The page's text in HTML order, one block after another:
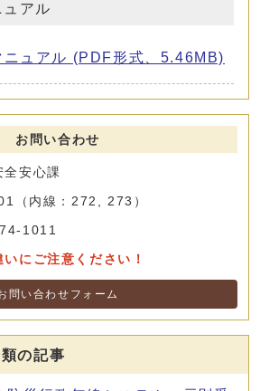
アル
ニュアル (PDF形式、5.46MB)
お問い合わせ
全安心課
（内線：272, 273）
1011
にご注意ください！
問い合わせフォーム
の記事